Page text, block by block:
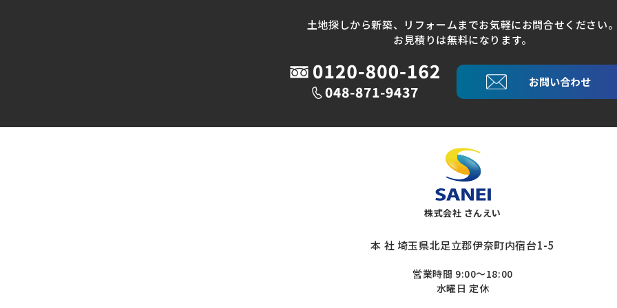
土地探しから新築、リフォームまでお気軽にお問合せください
お見積りは無料になります。
お問い合わせ
株式会社 さんえい
本 社 埼玉県北足立郡伊奈町内宿台1-5
営業時間 9:00～18:00
水曜日 定休